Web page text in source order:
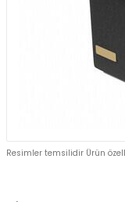
Resimler temsilidir Ürün